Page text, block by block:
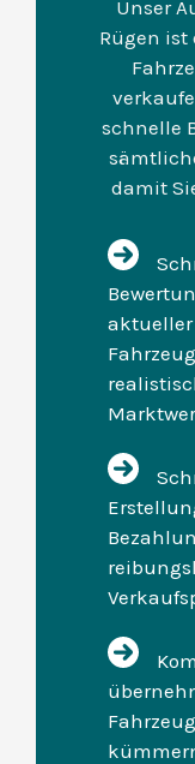
Unser
Rügen ist
schnelle
damit